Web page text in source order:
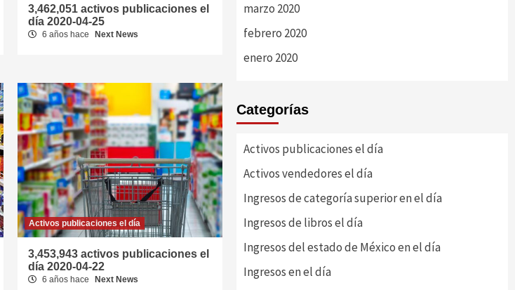
3,462,051 activos publicaciones el
día 2020-04-25
6 años hace Next News
Activos publicaciones el día
3,453,943 activos publicaciones el
día 2020-04-22
6 años hace Next News
marzo 2020
febrero 2020
enero 2020
Categorías
Activos publicaciones el día
Activos vendedores el día
Ingresos de categoría superior en el día
Ingresos de libros el día
Ingresos del estado de México en el día
Ingresos en el día